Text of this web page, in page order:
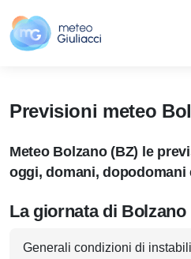
Previsioni meteo
Meteo Bolzano (BZ) le
oggi, domani,
La giornata di
Generali condizioni di